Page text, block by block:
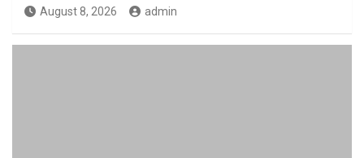
August 8, 2026 admin